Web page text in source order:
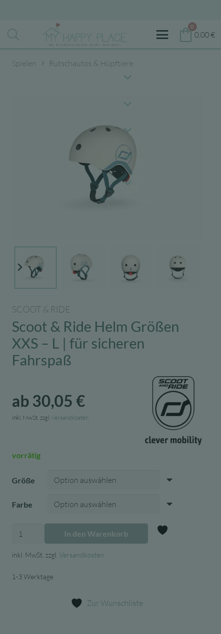
0
0,00€
Spielen Rutschautos & Hüpftiere
SCOOT & RIDE
Scoot & Ride Helm Größen
XXS – L | für sicheren
Fahrspaß
ab 30,05 €
inkl. MwSt. zzgl.Versandkosten
vorrätig
Größe
Farbe
Scoot
Ride
Größen
In den Warenkorb
inkl. MwSt. zzgl. Versandkosten
1-3 Werktage
Zur Wunschliste